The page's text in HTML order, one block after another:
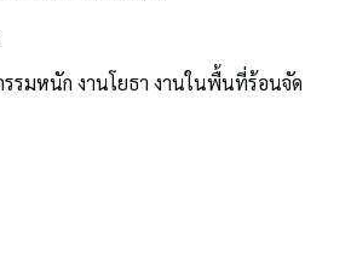
รมหนัก งานโยธา งานในพื้นที่ร้อนจัด